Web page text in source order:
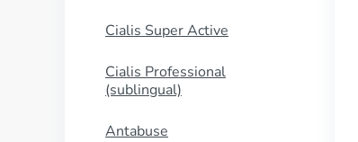
Cialis Super Active
Cialis Professional
(sublingual)
Antabuse